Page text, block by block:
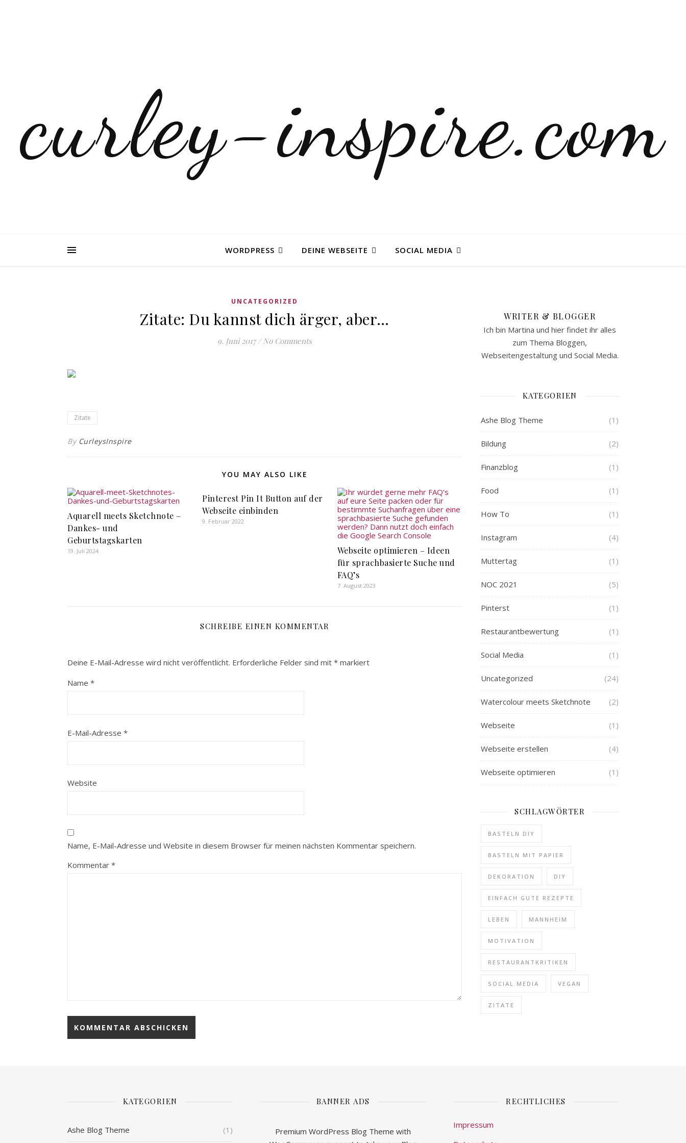
curley-inspire.com
WORDPRESS DEINE WEBSEITE SOCIAL MEDIA
UNCATEGORIZED
Zitate: Du kannst dich ärger, aber…
9. Juni 2017 / No Comments
Zitate
By CurleysInspire
YOU MAY ALSO LIKE
Aquarell meets Sketchnote –
Dankes- und
Geburtstagskarten
19. Juli 2024
Pinterest Pin It Button auf der
Webseite einbinden
9. Februar 2022
Webseite optimieren – Ideen
für sprachbasierte Suche und
FAQ’s
7. August 2023
SCHREIBE EINEN KOMMENTAR
Deine E-Mail-Adresse wird nicht veröffentlicht. Erforderliche Felder sind mit * markiert
Name *
E-Mail-Adresse *
Website
Name, E-Mail-Adresse und Website in diesem Browser für meinen nächsten Kommentar speichern.
Kommentar *
WRITER & BLOGGER
Ich bin Martina und hier findet ihr alles
zum Thema Bloggen,
Webseitengestaltung und Social Media.
KATEGORIEN
Ashe Blog Theme (1)
Bildung (2)
Finanzblog (1)
Food (1)
How To (1)
Instagram (4)
Muttertag (1)
NOC 2021 (5)
Pinterst (1)
Restaurantbewertung (1)
Social Media (1)
Uncategorized (24)
Watercolour meets Sketchnote (2)
Webseite (1)
Webseite erstellen (4)
Webseite optimieren (1)
SCHLAGWÖRTER
BASTELN DIY
BASTELN MIT PAPIER
DEKORATION DIY
EINFACH GUTE REZEPTE
LEBEN MANNHEIM
MOTIVATION
RESTAURANTKRITIKEN
SOCIAL MEDIA VEGAN
ZITATE
KATEGORIEN
Ashe Blog Theme (1)
BANNER ADS
Premium WordPress Blog Theme with
RECHTLICHES
Impressum